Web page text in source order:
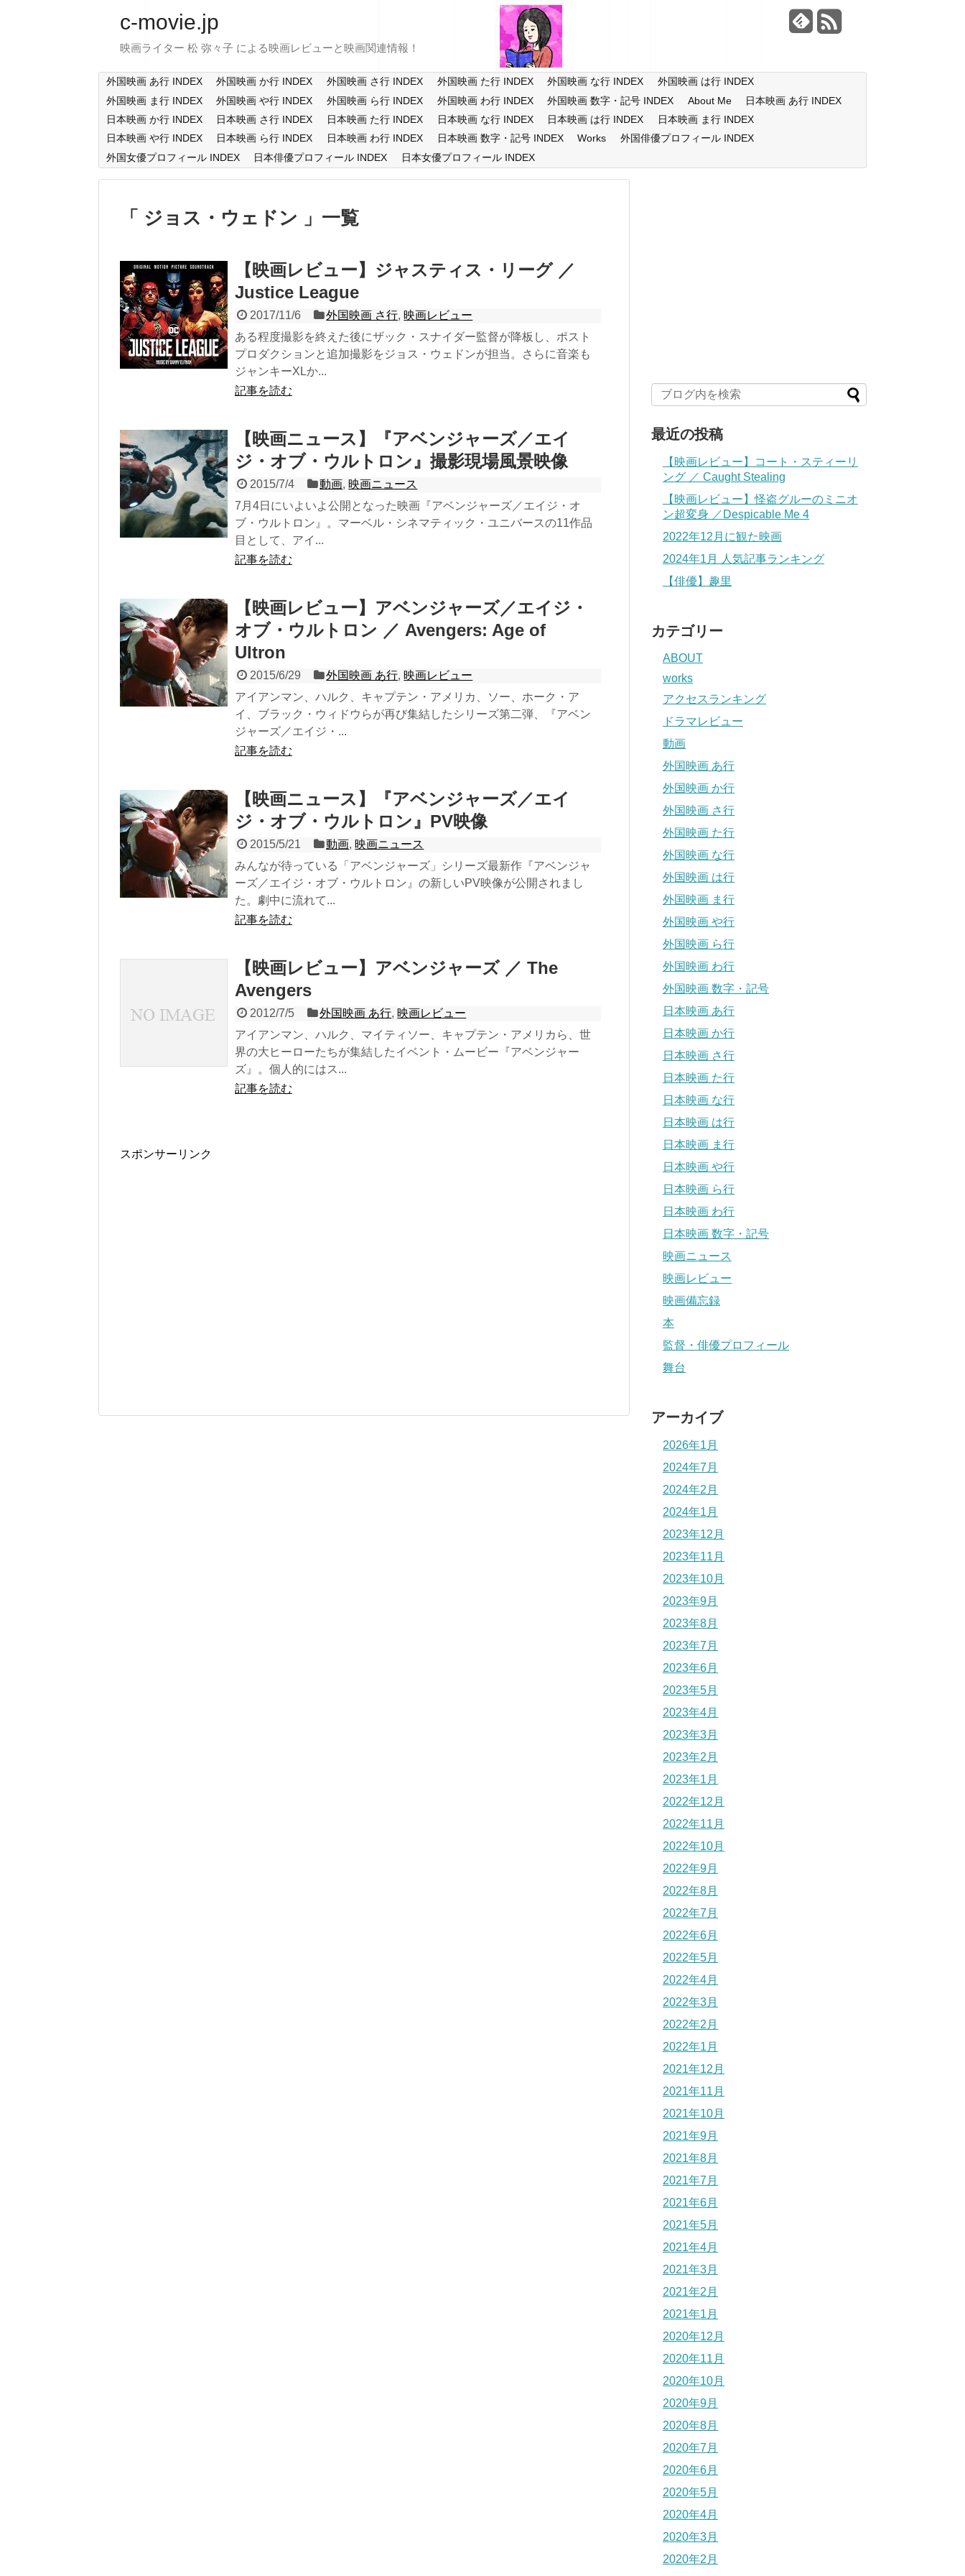
c-movie.jp
映画ライター 松 弥々子 による映画レビューと映画関連情報！
外国映画 あ行 INDEX 外国映画 か行 INDEX 外国映画 さ行 INDEX 外国映画 た行 INDEX 外国映画 な行 INDEX
外国映画 は行 INDEX
外国映画 ま行 INDEX
外国映画 や行 INDEX 外国映画 ら行 INDEX 外国映画 わ行 INDEX 外国映画 数字・記号 INDEX About Me
日本映画 あ行 INDEX
日本映画 か行 INDEX
日本映画 さ行 INDEX 日本映画 た行 INDEX 日本映画 な行 INDEX 日本映画 は行 INDEX
日本映画 ま行 INDEX
日本映画 や行 INDEX
日本映画 ら行 INDEX 日本映画 わ行 INDEX 日本映画 数字・記号 INDEX Works
外国俳優プロフィール INDEX
外国女優プロフィール INDEX
日本俳優プロフィール INDEX 日本女優プロフィール INDEX
ジョス・ウェドン 一覧
【映画レビュー】ジャスティス・リーグ ／
Justice League
2017/11/6 外国映画 さ行, 映画レビュー
ある程度撮影を終えた後にザック・スナイダー監督が降板し、ポスト
プロダクションと追加撮影をジョス・ウェドンが担当。さらに音楽も
ジャンキーXLか...
記事を読む
【映画ニュース】『アベンジャーズ／エイ
ジ・オブ・ウルトロン』撮影現場風景映像
2015/7/4 動画, 映画ニュース
7月4日にいよいよ公開となった映画『アベンジャーズ／エイジ・オ
ブ・ウルトロン』。マーベル・シネマティック・ユニバースの11作品
目として、アイ...
記事を読む
【映画レビュー】アベンジャーズ／エイジ・
オブ・ウルトロン ／ Avengers: Age of
Ultron
2015/6/29 外国映画 あ行, 映画レビュー
アイアンマン、ハルク、キャプテン・アメリカ、ソー、ホーク・ア
イ、ブラック・ウィドウらが再び集結したシリーズ第二弾、『アベン
ジャーズ／エイジ・...
記事を読む
【映画ニュース】『アベンジャーズ／エイ
ジ・オブ・ウルトロン』PV映像
2015/5/21 動画, 映画ニュース
みんなが待っている「アベンジャーズ」シリーズ最新作『アベンジャ
ーズ／エイジ・オブ・ウルトロン』の新しいPV映像が公開されまし
た。劇中に流れて...
記事を読む
【映画レビュー】アベンジャーズ ／ The
Avengers
2012/7/5 外国映画 あ行, 映画レビュー
アイアンマン、ハルク、マイティソー、キャプテン・アメリカら、世
界の大ヒーローたちが集結したイベント・ムービー『アベンジャー
ズ』。個人的にはス...
記事を読む
スポンサーリンク
最近の投稿
【映画レビュー】コート・スティーリ
ング ／ Caught Stealing
【映画レビュー】怪盗グルーのミニオ
ン超変身 ／Despicable Me 4
2022年12月に観た映画
2024年1月 人気記事ランキング
【俳優】趣里
カテゴリー
ABOUT
works
アクセスランキング
ドラマレビュー
動画
外国映画 あ行
外国映画 か行
外国映画 さ行
外国映画 た行
外国映画 な行
外国映画 は行
外国映画 ま行
外国映画 や行
外国映画 ら行
外国映画 わ行
外国映画 数字・記号
日本映画 あ行
日本映画 か行
日本映画 さ行
日本映画 た行
日本映画 な行
日本映画 は行
日本映画 ま行
日本映画 や行
日本映画 ら行
日本映画 わ行
日本映画 数字・記号
映画ニュース
映画レビュー
映画備忘録
本
監督・俳優プロフィール
舞台
アーカイブ
2026年1月
2024年7月
2024年2月
2024年1月
2023年12月
2023年11月
2023年10月
2023年9月
2023年8月
2023年7月
2023年6月
2023年5月
2023年4月
2023年3月
2023年2月
2023年1月
2022年12月
2022年11月
2022年10月
2022年9月
2022年8月
2022年7月
2022年6月
2022年5月
2022年4月
2022年3月
2022年2月
2022年1月
2021年12月
2021年11月
2021年10月
2021年9月
2021年8月
2021年7月
2021年6月
2021年5月
2021年4月
2021年3月
2021年2月
2021年1月
2020年12月
2020年11月
2020年10月
2020年9月
2020年8月
2020年7月
2020年6月
2020年5月
2020年4月
2020年3月
2020年2月